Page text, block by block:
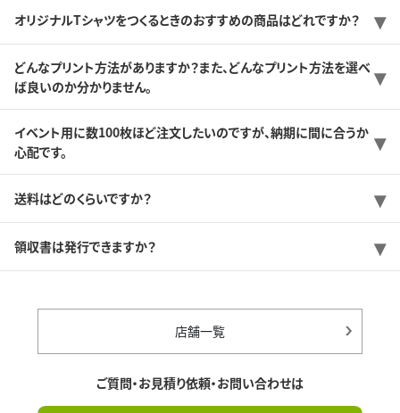
オリジナルTシャツをつくるときのおすすめの商品はどれですか？
どんなプリント方法がありますか？また、どんなプリント方法を選べ
ば良いのか分かりません。
イベント用に数100枚ほど注文したいのですが、納期に間に合うか
心配です。
送料はどのくらいですか？
領収書は発行できますか？
店舗一覧
ご質問・お見積り依頼・お問い合わせは